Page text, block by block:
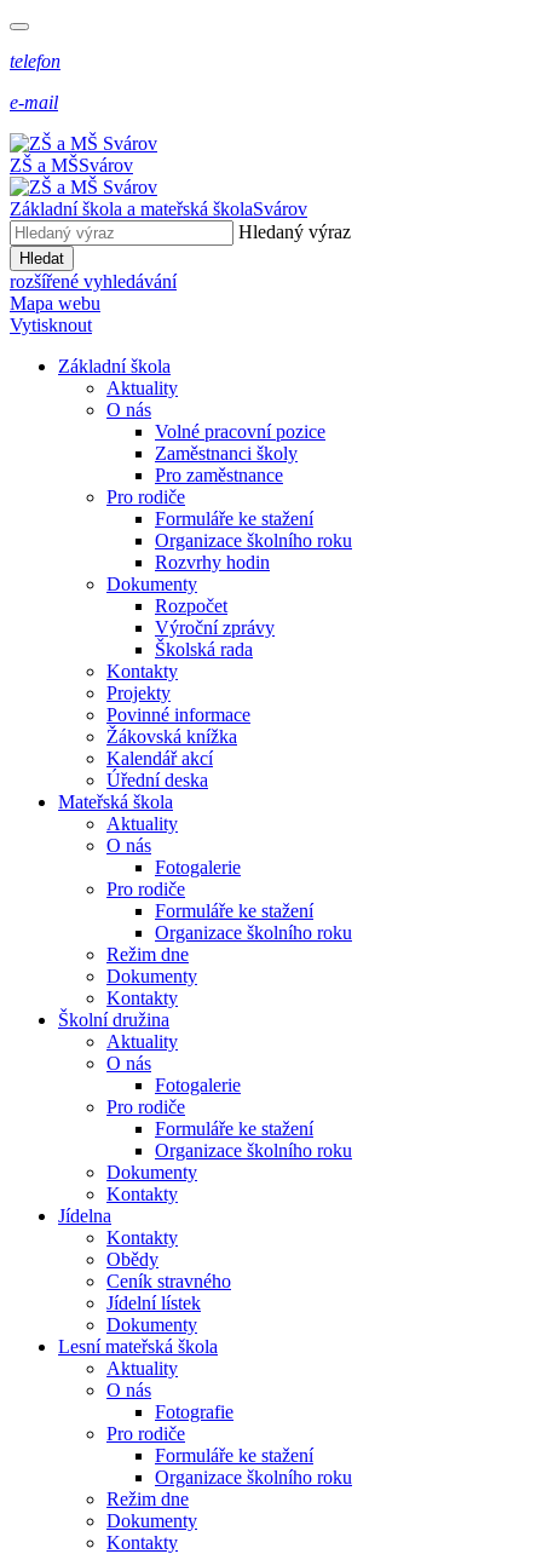
telefon
e-mail
ZŠ a MŠSvárov
Základní škola a mateřská školaSvárov
Hledaný výraz
Hledat
rozšířené vyhledávání
Mapa webu
Vytisknout
Základní škola
Aktuality
O nás
Volné pracovní pozice
Zaměstnanci školy
Pro zaměstnance
Pro rodiče
Formuláře ke stažení
Organizace školního roku
Rozvrhy hodin
Dokumenty
Rozpočet
Výroční zprávy
Školská rada
Kontakty
Projekty
Povinné informace
Žákovská knížka
Kalendář akcí
Úřední deska
Mateřská škola
Aktuality
O nás
Fotogalerie
Pro rodiče
Formuláře ke stažení
Organizace školního roku
Režim dne
Dokumenty
Kontakty
Školní družina
Aktuality
O nás
Fotogalerie
Pro rodiče
Formuláře ke stažení
Organizace školního roku
Dokumenty
Kontakty
Jídelna
Kontakty
Obědy
Ceník stravného
Jídelní lístek
Dokumenty
Lesní mateřská škola
Aktuality
O nás
Fotografie
Pro rodiče
Formuláře ke stažení
Organizace školního roku
Režim dne
Dokumenty
Kontakty